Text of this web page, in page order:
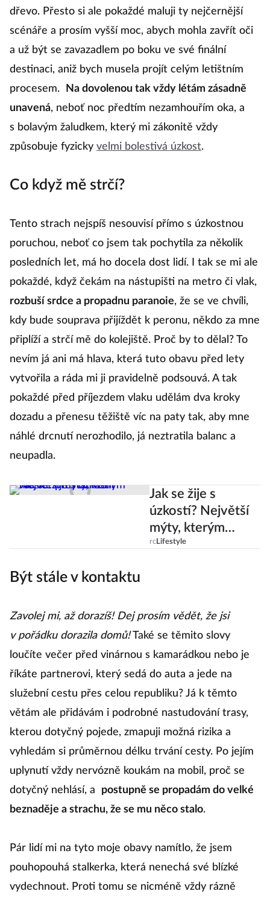
dřevo. Přesto si ale pokaždé maluji ty nejčernější
scénáře a prosím vyšší moc, abych mohla zavřít oči
a už být se zavazadlem po boku ve své finální
destinaci, aniž bych musela projít celým letištním
procesem.
Na dovolenou tak vždy létám zásadně
unavená, neboť noc předtím nezamhouřím oka, a
s bolavým žaludkem, který mi zákonitě vždy
způsobuje fyzicky velmi bolestivá úzkost.
Co když mě strčí?
Tento strach nejspíš nesouvisí přímo s úzkostnou
poruchou, neboť co jsem tak pochytila za několik
posledních let, má ho docela dost lidí. I tak se mi ale
pokaždé, když čekám na nástupišti na metro či vlak,
rozbuší srdce a propadnu paranoie, že se ve chvíli,
kdy bude souprava přijíždět k peronu, někdo za mne
připlíží a strčí mě do kolejiště. Proč by to dělal? To
nevím já ani má hlava, která tuto obavu před lety
vytvořila a ráda mi ji pravidelně podsouvá. A tak
pokaždé před příjezdem vlaku udělám dva kroky
dozadu a přenesu těžiště víc na paty tak, aby mne
náhlé drcnutí nerozhodilo, já neztratila balanc a
neupadla.
Jak se žije s
úzkostí? Největší
mýty, kterým
musíte přestat
rcLifestyle
Být stále v kontaktu
Zavolej mi, až dorazíš! Dej prosím vědět, že jsi
v pořádku dorazila domů!Také se těmito slovy
loučíte večer před vinárnou s kamarádkou nebo je
říkáte partnerovi, který sedá do auta a jede na
služební cestu přes celou republiku? Já k těmto
větám ale přidávám i podrobné nastudování trasy,
kterou dotyčný pojede, zmapuji možná rizika a
vyhledám si průměrnou délku trvání cesty. Po jejím
uplynutí vždy nervózně koukám na mobil, proč se
dotyčný nehlásí, a
postupně se propadám do velké
beznaděje a strachu, že se mu něco stalo.
Pár lidí mi na tyto moje obavy namítlo, že jsem
pouhopouhá stalkerka, která nenechá své blízké
vydechnout. Proti tomu se nicméně vždy rázně